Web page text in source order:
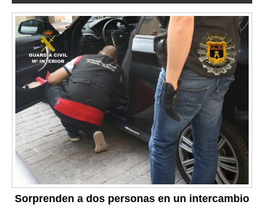
Sorprenden a dos personas en un intercambio